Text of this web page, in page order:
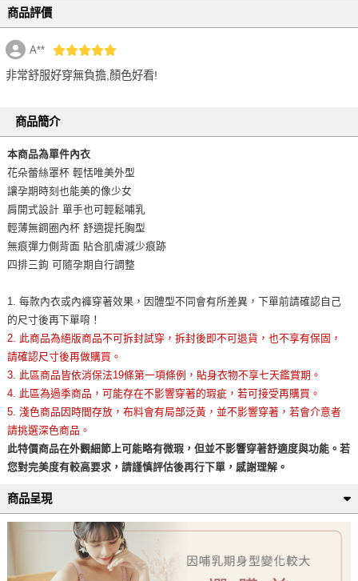
商品評價
A**
非常舒服好穿無負擔,顏色好看!
商品簡介
本商品為單件內衣
花朵蕾絲罩杯 輕恬唯美外型
讓孕期時刻也能美的像少女
肩開式設計 單手也可輕鬆哺乳
輕薄無鋼圈內杯 舒適提托胸型
無痕彈力側背面 貼合肌膚減少痕跡
四排三鉤 可隨孕期自行調整
1. 每款內衣或內褲穿著效果，因體型不同會有所差異，下單前請確認自己
的尺寸後再下單唷！
2. 此商品為絕版商品不可拆封試穿，拆封後即不可退貨，也不享有保固，
請確認尺寸後再做購買。
3. 此區商品皆依消保法19條第一項條例，貼身衣物不享七天鑑賞期。
4. 此區為過季商品，可能存在不影響穿著的瑕疵，若可接受再購買。
5. 淺色商品因時間存放，布料會有局部泛黃，並不影響穿著，若會介意者
請挑選深色商品。
此特價商品在外觀細節上可能略有微瑕，但並不影響穿著舒適度與功能。若
您對完美度有較高要求，請謹慎評估後再行下單，感謝理解。
商品呈現